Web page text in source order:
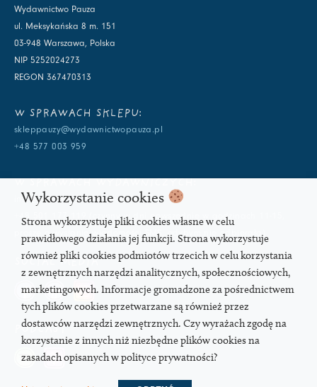
Wydawnictwo Pauza
ul. Meksykańska 8 m. 151
03-948 Warszawa, Polska
NIP 5252024273
REGON 367470313
W SPRAWACH SKLEPU:
skleppauzy@wydawnictwopauza.pl
+48 577 003 959
info@wydawnictwopauza.pl
+48 501 177 119 (czynny w dni powszednie w godzinach 11-15,
proszę o wysłanie wiadomości SMS, gdybym nie odbierała)
SOCIAL MEDIA
PODCAST
Wykorzystanie cookies
Strona wykorzystuje pliki cookies własne w celu
prawidłowego działania jej funkcji. Strona wykorzystuje
również pliki cookies podmiotów trzecich w celu korzystania
z zewnętrznych narzędzi analitycznych, społecznościowych,
marketingowych. Informacje gromadzone za pośrednictwem
tych plików cookies przetwarzane są również przez
dostawców narzędzi zewnętrznych. Czy wyrażach zgodę na
korzystanie z innych niż niezbędne plików cookies na
zasadach opisanych w polityce prywatności?